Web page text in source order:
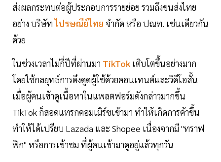
ส่งผลกระทบต่อผู้ประกอบการรายย่อย รวมถึงขนส่งไทย
อย่าง บริษัทไปรษณีย์ไทย จำกัด หรือ ปณท. เช่นเดียวกัน
ด้วย
ในช่วงเวลาไม่กี่ปีที่ผ่านมา TikTok เติบโตขึ้นอย่างมาก
โดยใช้กลยุทธ์การดึงดูดผู้ใช้ด้วยคอนเทนต์และวิดีโอสั้น
เมื่อผู้คนเข้าดูเนื้อหาในแพลตฟอร์มดังกล่าวมากขึ้น
TikTok ก็สอดแทรกคอมเมิร์ซเข้ามา ทำให้เกิดการค้าขึ้น
ทำให้ได้เปรียบ Lazada และ Shopee เนื่องจากมี "ทราฟ
ฟิก" หรือการเข้าชม ที่ผู้คนเข้ามาดูอยู่แล้วทุกวัน